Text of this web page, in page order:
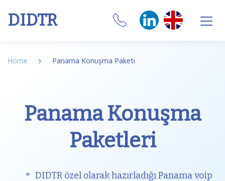
DIDTR
Features
Our Softphone
Home Panama Konuşma Paketi
Panama Konuşma
Paketleri
DIDTR özel olarak hazırladığı Panama voip